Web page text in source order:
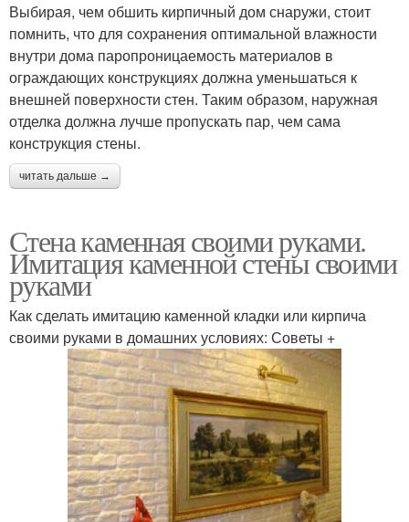
Выбирая, чем обшить кирпичный дом снаружи, стоит
помнить, что для сохранения оптимальной влажности
внутри дома паропроницаемость материалов в
ограждающих конструкциях должна уменьшаться к
внешней поверхности стен. Таким образом, наружная
отделка должна лучше пропускать пар, чем сама
конструкция стены.
читать дальше →
Стена каменная своими руками.
Имитация каменной стены своими
руками
Как сделать имитацию каменной кладки или кирпича
своими руками в домашних условиях: Советы +